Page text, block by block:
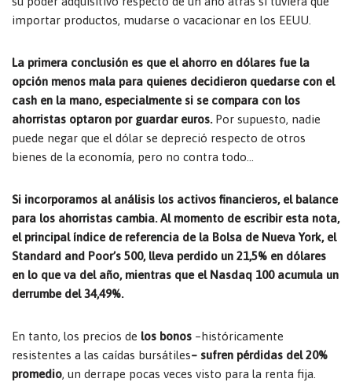
importar productos, mudarse o vacacionar en los EEUU.
La primera conclusión es que el ahorro en dólares fue la
opción menos mala para quienes decidieron quedarse con el
cash en la mano, especialmente si se compara con los
ahorristas optaron por guardar euros.Por supuesto, nadie
puede negar que el dólar se depreció respecto de otros
bienes de la economía, pero no contra todo…
Si incorporamos al análisis los activos financieros, el balance
para los ahorristas cambia. Al momento de escribir esta nota,
el principal índice de referencia de la Bolsa de Nueva York, el
Standard and Poor’s 500, lleva perdido un 21,5% en dólares
en lo que va del año, mientras que el Nasdaq 100 acumula un
derrumbe del 34,49%.
En tanto, los precios de los bonos –históricamente
resistentes a las caídas bursátiles– sufren pérdidas del 20%
promedio, un derrape pocas veces visto para la renta fija.